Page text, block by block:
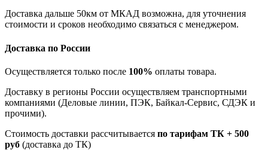
Доставка дальше 50км от МКАД возможна, для уточнения
стоимости и сроков необходимо связаться с менеджером.
Доставка по России
Осуществляется только после 100% оплаты товара.
Доставку в регионы России осуществляем транспортными
компаниями (Деловые линии, ПЭК, Байкал-Сервис, СДЭК и
прочими).
Стоимость доставки рассчитывается по тарифам ТК + 500
руб (доставка до ТК)